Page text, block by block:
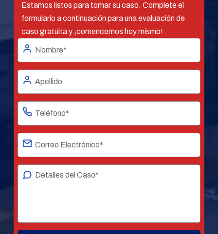
Estamos listos para tomar su caso. Complete el
formulario a continuación para una evaluación de
caso gratuita y ¡comencemos hoy mismo!